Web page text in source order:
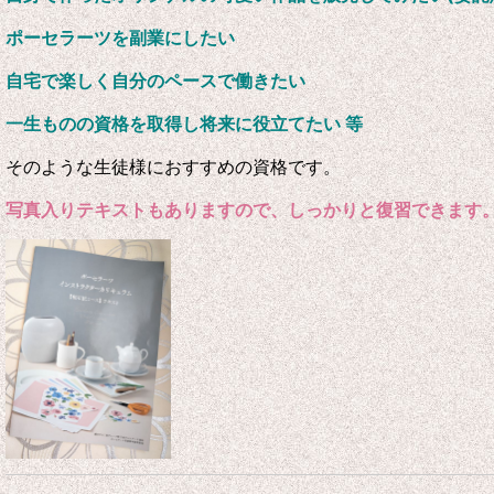
ポーセラーツを副業にしたい
自宅で楽しく自分のペースで働きたい
一生ものの資格を取得し将来に役立てたい 等
そのような生徒様におすすめの資格です。
写真入りテキストもありますので、しっかりと復習できます